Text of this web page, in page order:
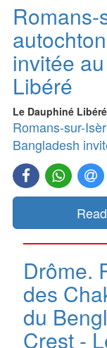
Romans-
invitée
Libéré
Le Dauphiné Libéré
Romans-sur-
Bangladesh
Drôme.
des
du
Crest -